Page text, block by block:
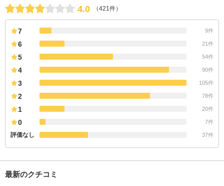
4.0 （421件）
7 9件
6 21件
5 54件
4 90件
3 105件
2 78件
1 20件
0 7件
評価なし 37件
最新のクチコミ